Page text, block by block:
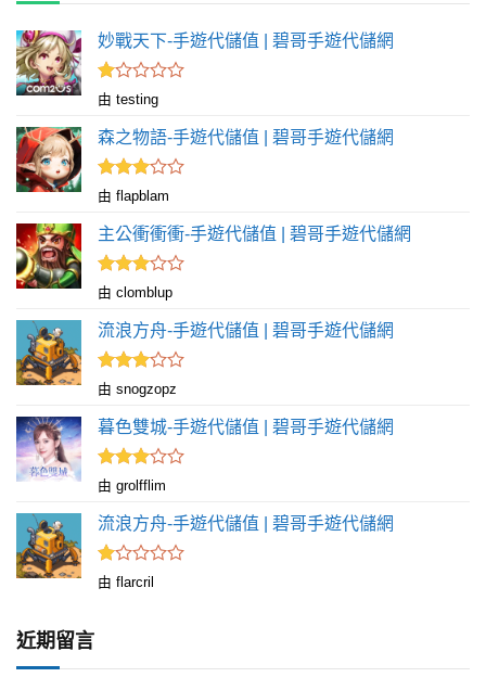
妙戰天下-手遊代儲值 | 碧哥手遊代儲網
評
1
滿
分
由 testing
森之物語-手遊代儲值 | 碧哥手遊代儲網
評分
滿
分 5
由 flapblam
主公衝衝衝-手遊代儲值 | 碧哥手遊代儲網
評分
分 5
由 clomblup
流浪方舟-手遊代儲值 | 碧哥手遊代儲網
評分
分 5
由 snogzopz
暮色雙城-手遊代儲值 | 碧哥手遊代儲網
評分
滿
分 5
由 grolfflim
流浪方舟-手遊代儲值 | 碧哥手遊代儲網
評
5
由 flarcril
近期留言